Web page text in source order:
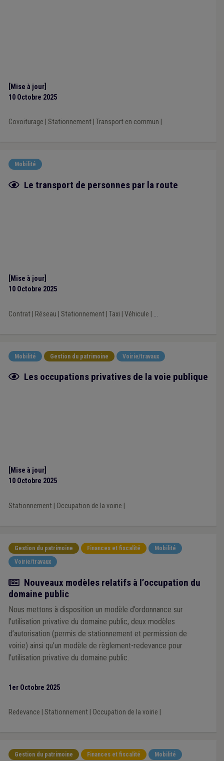
[Mise à jour]
10 Octobre 2025
Covoiturage Stationnement| Transport en commun
Mobilité
Fiche focus
Le transport de personnes par la route
[Mise à jour]
10 Octobre 2025
Contrat| Réseau Stationnement| Taxi Véhicule ...
Mobilité Gestion du patrimoine Voirie/travaux
Fiche focus
Les occupations privatives de la voie publique
[Mise à jour]
10 Octobre 2025
Stationnement| Occupation de la voirie
Gestion du patrimoine Finances et fiscalité
Mobilité
Voirie/travaux
Actualité
Nouveaux modèles relatifs à l’occupation du
domaine public
Nous mettons à disposition un modèle d’ordonnance sur
l’utilisation privative du domaine public, deux modèles
d’autorisation (permis de stationnement et permission de
voirie) ainsi qu’un modèle de règlement-redevance pour
l'utilisation privative du domaine public.
1er Octobre 2025
Redevance Stationnement| Occupation de la voirie
Gestion du patrimoine Finances et fiscalité
Mobilité